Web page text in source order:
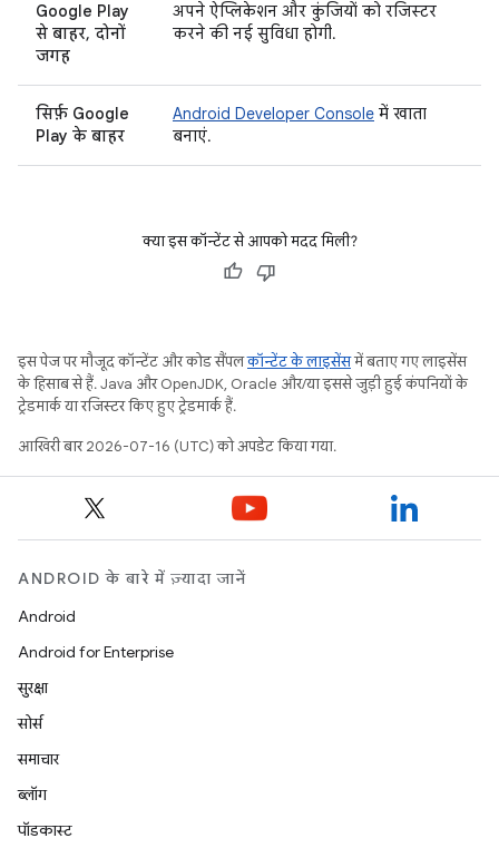
Google Play
से बाहर, दोनों
जगह
अपने ऐप्लिकेशन और कुंजियों को रजिस्टर
करने की नई सुविधा होगी.
सिर्फ़ Google
Play के बाहर
Android Developer Console में खाता
बनाएं.
क्या इस कॉन्टेंट से आपको मदद मिली?
इस पेज पर मौजूद कॉन्टेंट और कोड सैंपलकॉन्टेंट के लाइसेंसमें बताए गए लाइसेंस
के हिसाब से हैं. Java और OpenJDK, Oracle और/या इससे जुड़ी हुई कंपनियों के
ट्रेडमार्क या रजिस्टर किए हुए ट्रेडमार्क हैं.
आखिरी बार 2026-07-16 (UTC) को अपडेट किया गया.
ANDROID के बारे में ज़्यादा जानें
Android
Android for Enterprise
सुरक्षा
सोर्स
समाचार
ब्लॉग
पॉडकास्ट